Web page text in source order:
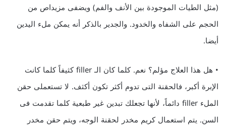
(مثل الطيات الموجودة بين الأنف والفم) ويضفى مزيداص من
الحجم على الشفاه والخدود. والجدير بالذكر أنه يمكن ملء اليدين
أيضا.
• هل هذا العلاج مؤلم؟ نعم. كلما كان الـ filler كثيفاً كلما كانت
الإبرة أكبر، فالحقنة التى تدوم أكثر تكون أكثف. لا تستعملى حقن
الملء filler دائماً، لأنها تجعلك تبدين غير طبعية كلما تقدمت فى
السن. يتم استعمال كريم مخدر لحقنة الوجه، ويتم حقن مخدر